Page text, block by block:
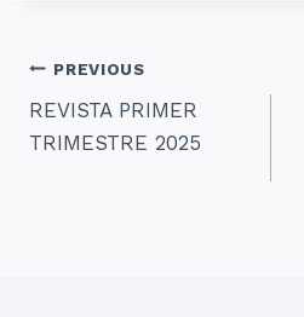
Navegación
de
PREVIOUS
REVISTA PRIMER
TRIMESTRE 2025